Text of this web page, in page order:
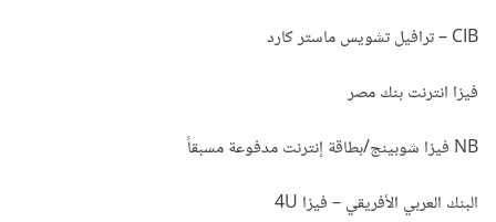
CIB – ترافيل تشويس ماستر كارد
فيزا انترنت بنك مصر
NB فيزا شوبينج/بطاقة إنترنت مدفوعة مسبقاً
البنك العربي الأفريقي – فيزا 4U